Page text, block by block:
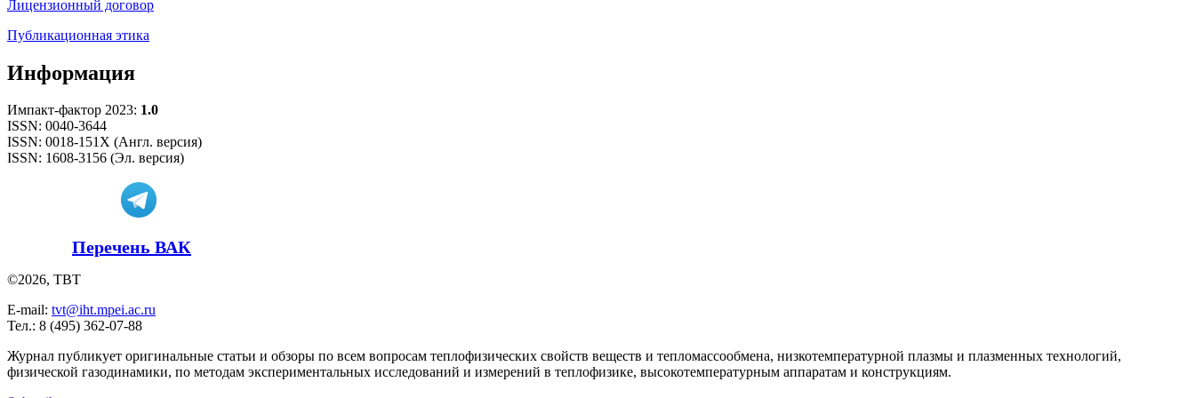
Лицензионный договор
Публикационная этика
Информация
Импакт-фактор 2023: 1.0
ISSN: 0040-3644
ISSN: 0018-151X (Англ. версия)
ISSN: 1608-3156 (Эл. версия)
Перечень ВАК
©2026, ТВТ
E-mail: tvt@iht.mpei.ac.ru
Тел.: 8 (495) 362-07-88
Журнал публикует оригинальные статьи и обзоры по всем вопросам теплофизических свойств веществ и тепломассообмена, низкотемпературной плазмы и плазменных технологий,
физической газодинамики, по методам экспериментальных исследований и измерений в теплофизике, высокотемпературным аппаратам и конструкциям.